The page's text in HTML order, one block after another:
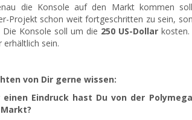
die Konsole auf den Markt kommen
Projekt schon weit fortgeschritten zu sein,
Die Konsole soll um die 250 US-Dollarkosten.
erhältlich sein.
von Dir gerne wissen:
Eindruck hast Du von der